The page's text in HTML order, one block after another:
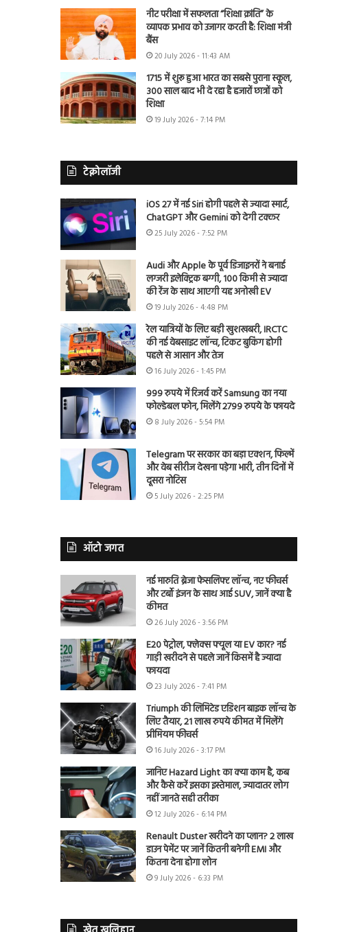
नीट परीक्षा में सफलता “शिक्षा क्रांति” के
व्यापक प्रभाव को उजागर करती है: शिक्षा मंत्री
बैंस
20 July 2026 - 11:43 AM
1715 में शुरू हुआ भारत का सबसे पुराना स्कूल,
300 साल बाद भी दे रहा है हजारों छात्रों को
शिक्षा
19 July 2026 - 7:14 PM
टेक्नोलॉजी
iOS 27 में नई Siri होगी पहले से ज्यादा स्मार्ट,
ChatGPT और Gemini को देगी टक्कर
25 July 2026 - 7:52 PM
Audi और Apple के पूर्व डिजाइनरों ने बनाई
लग्जरी इलेक्ट्रिक बग्गी, 100 किमी से ज्यादा
की रेंज के साथ आएगी यह अनोखी EV
19 July 2026 - 4:48 PM
रेल यात्रियों के लिए बड़ी खुशखबरी, IRCTC
की नई वेबसाइट लॉन्च, टिकट बुकिंग होगी
पहले से आसान और तेज
16 July 2026 - 1:45 PM
999 रुपये में रिजर्व करें Samsung का नया
फोल्डेबल फोन, मिलेंगे 2799 रुपये के फायदे
8 July 2026 - 5:54 PM
Telegram पर सरकार का बड़ा एक्शन, फिल्में
और वेब सीरीज देखना पड़ेगा भारी, तीन दिनों में
दूसरा नोटिस
5 July 2026 - 2:25 PM
ऑटो जगत
नई मारुति ब्रेजा फेसलिफ्ट लॉन्च, नए फीचर्स
और टर्बो इंजन के साथ आई SUV, जानें क्या है
कीमत
26 July 2026 - 3:56 PM
E20 पेट्रोल, फ्लेक्स फ्यूल या EV कार? नई
गाड़ी खरीदने से पहले जानें किसमें है ज्यादा
फायदा
23 July 2026 - 7:41 PM
Triumph की लिमिटेड एडिशन बाइक लॉन्च के
लिए तैयार, 21 लाख रुपये कीमत में मिलेंगे
प्रीमियम फीचर्स
16 July 2026 - 3:17 PM
जानिए Hazard Light का क्या काम है, कब
और कैसे करें इसका इस्तेमाल, ज्यादातर लोग
नहीं जानते सही तरीका
12 July 2026 - 6:14 PM
Renault Duster खरीदने का प्लान? 2 लाख
डाउन पेमेंट पर जानें कितनी बनेगी EMI और
कितना देना होगा लोन
9 July 2026 - 6:33 PM